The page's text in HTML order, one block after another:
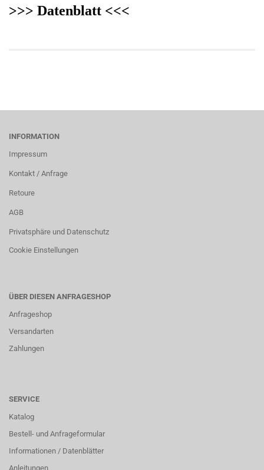
>>> Datenblatt <<<
INFORMATION
Impressum
Kontakt / Anfrage
Retoure
AGB
Privatsphäre und Datenschutz
Cookie Einstellungen
ÜBER DIESEN ANFRAGESHOP
Anfrageshop
Versandarten
Zahlungen
SERVICE
Katalog
Bestell- und Anfrageformular
Informationen / Datenblätter
Anleitungen